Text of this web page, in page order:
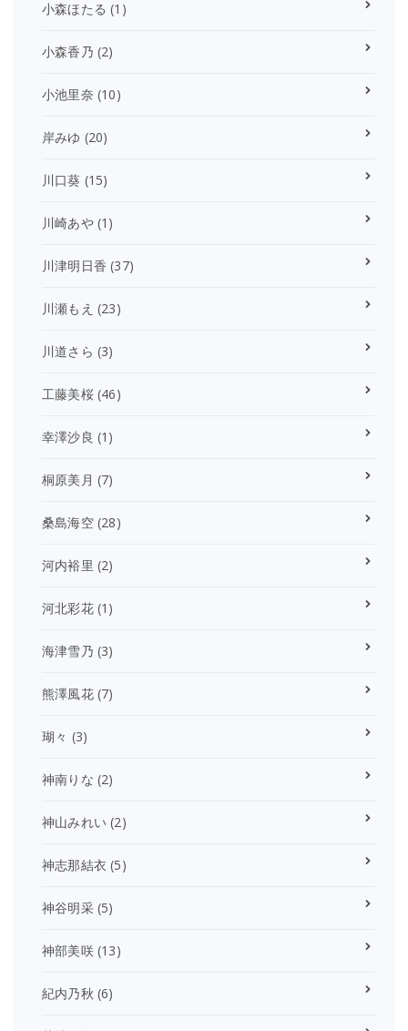
小森ほたる (1)
小森香乃 (2)
小池里奈 (10)
岸みゆ (20)
川口葵 (15)
川崎あや(1)
川津明日香 (37)
川瀬もえ (23)
川道さら (3)
工藤美桜(46)
幸澤沙良 (1)
桐原美月 (7)
桑島海空(28)
河内裕里 (2)
河北彩花(1)
海津雪乃 (3)
熊澤風花(7)
瑚々 (3)
神南りな (2)
神山みれい (2)
神志那結衣 (5)
神谷明采(5)
神部美咲(13)
紀内乃秋 (6)